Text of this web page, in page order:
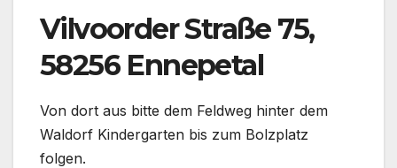
Vilvoorder Straße 75,
58256 Ennepetal
Von dort aus bitte dem Feldweg hinter dem
Waldorf Kindergarten bis zum Bolzplatz
folgen.